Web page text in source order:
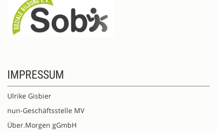
IMPRESSUM
Ulrike Gisbier
nun-Geschäftsstelle MV
Über.Morgen gGmbH